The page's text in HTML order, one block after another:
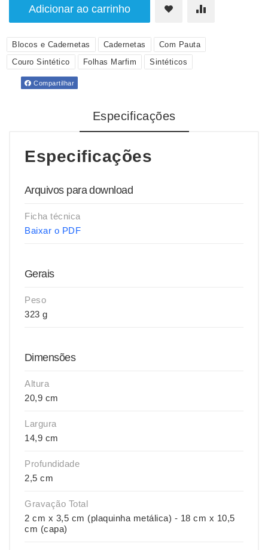
Adicionar ao carrinho
Blocos e Cadernetas Cadernetas
Com Pauta
Couro Sintético
Folhas Marfim Sintéticos
Compartilhar
Especificações
Especificações
Arquivos para download
Ficha técnica
Baixar o PDF
Gerais
Peso
323 g
Dimensões
Altura
20,9 cm
Largura
14,9 cm
Profundidade
2,5 cm
Gravação Total
2 cm x 3,5 cm (plaquinha metálica) - 18 cm x 10,5
cm (capa)